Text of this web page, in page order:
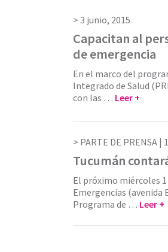
3 junio, 2015
Capacitan al
de emergencia
En el marco del
Integrado de Salud
con las … Leer +
PARTE DE PRENSA |
Tucumán
El próximo miércoles 1
Emergencias (avenida
Programa de … Leer +